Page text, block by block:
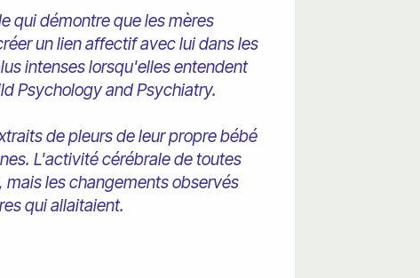
qui démontre que les mères
un lien affectif avec lui dans les
intenses lorsqu'elles entendent
Psychology and Psychiatry.
de pleurs de leur propre bébé
L'activité cérébrale de toutes
les changements observés
qui allaitaient.